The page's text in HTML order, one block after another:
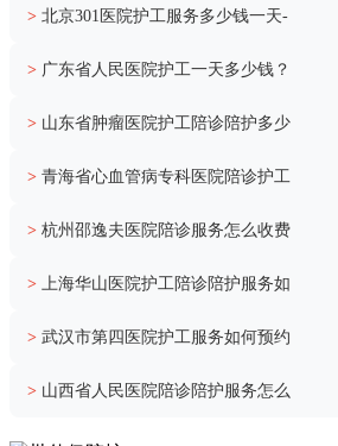
> 北京301医院护工服务多少钱一天-
> 广东省人民医院护工一天多少钱？
> 山东省肿瘤医院护工陪诊陪护多少
> 青海省心血管病专科医院陪诊护工
> 杭州邵逸夫医院陪诊服务怎么收费
> 上海华山医院护工陪诊陪护服务如
> 武汉市第四医院护工服务如何预约
> 山西省人民医院陪诊陪护服务怎么